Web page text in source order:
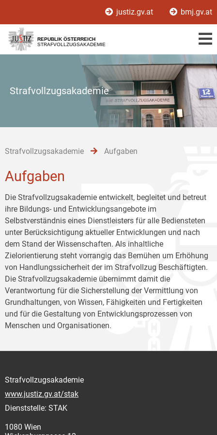
[1]
[2]
[3]
justiz.gv.at bmj.gv.at
REPUBLIK ÖSTERREICH
STRAFVOLLZUGSAKADEMIE
Strafvollzugsakademie
Strafvollzugsakademie Aufgaben
Aufgaben
Die Strafvollzugsakademie entwickelt, begleitet und betreut
ihre Bildungs- und Entwicklungsangebote im
Selbstverständnis eines Dienstleisters für alle Bediensteten
unter Berücksichtigung aktueller Entwicklungen und nach
dem Stand der Wissenschaften. Als inhaltliche
Zielorientierung steht vorrangig das Bemühen um Erhöhung
von Handlungssicherheit der im Strafvollzug Beschäftigten.
Die Strafvollzugsakademie übernimmt damit die
Verantwortung für die Sicherstellung der Vermittlung von
Grundhaltungen, von Wissen, Fähigkeiten und Fertigkeiten
und für die Gestaltung von Entwicklungsprozessen von
Menschen und Organisationen.
Strafvollzugsakademie
www.justiz.gv.at/stak
Dienststelle: STAK
1080 Wien